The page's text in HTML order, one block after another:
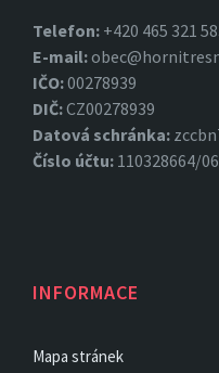
Telefon: +420 465 321
E-mail:
IČO:00278939
DIČ:CZ00278939
Datová schránka:
Číslo účtu: 110328664/
INFORMACE
Mapa stránek